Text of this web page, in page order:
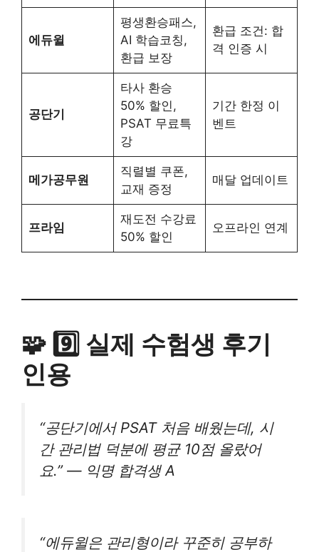
에듀윌
평생환승패스,
AI 학습코칭,
환급 보장
환급 조건: 합
격 인증 시
공단기
타사 환승
50% 할인,
PSAT 무료특
강
기간 한정 이
벤트
메가공무원
직렬별 쿠폰,
교재 증정
매달 업데이트
프라임
재도전 수강료
50% 할인
오프라인 연계
🧩 9️⃣ 실제 수험생 후기
인용
“공단기에서 PSAT 처음 배웠는데, 시
간 관리법 덕분에 평균 10점 올랐어
요.” — 익명 합격생 A
“에듀윌은 관리형이라 꾸준히 공부하